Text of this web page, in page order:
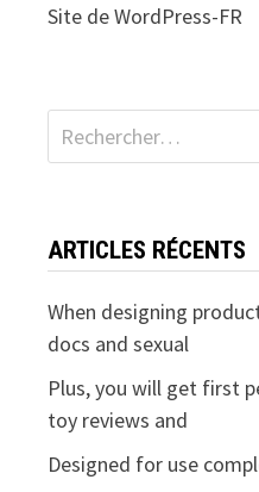
Site de WordPress-FR
Rechercher :
ARTICLES RÉCENTS
When designing
docs and sexual
Plus, you will get first
toy reviews and
Designed for use